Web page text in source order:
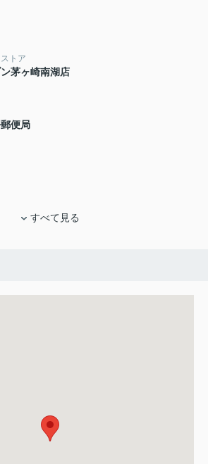
トア
茅ヶ崎南湖店
便局
すべて見る